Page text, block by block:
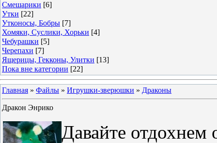
Смешарики [6]
Утки [22]
Утконосы, Бобры [7]
Хомяки, Суслики, Хорьки [4]
Чебурашки [5]
Черепахи [7]
Ящерицы, Гекконы, Улитки [13]
Пока вне категории [22]
Главная » Файлы » Игрушки-зверюшки » Драконы
Дракон Энрико
Давайте отдохнем